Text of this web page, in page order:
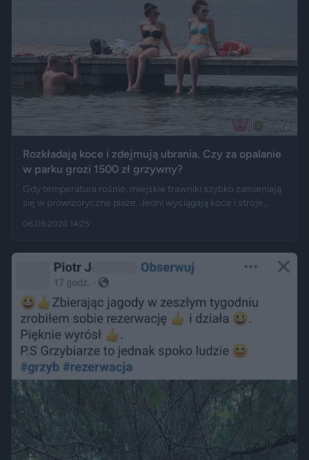
Rozkładają koce i zdejmują ubrania. Czy za opalanie
w parku grozi 1500 zł grzywny?
Gdy temperatura rośnie, miejskie trawniki szybko zamieniają
się w prowizoryczne plaże. Jedni wyciągają koce i stroje
legalne. Jak opisują Gazeta.pl i „Rzeczpospolita”, samo
przez nagość, złamanie regulaminu parku albo zajęcie
trawnika, który nie został przeznaczony do rekreacji.
06.08.2026 14:25